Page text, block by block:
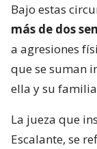
Bajo estas
más de dos
a agresiones
que se suman
ella y su
La jueza que
Escalante, se